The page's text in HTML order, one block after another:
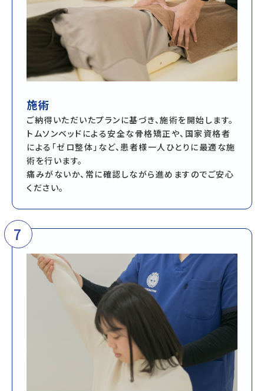
施術
ご納得いただいたプランに基づき、施術を開始します。
トムソンベッドによる安全な骨格矯正や、国家資格者
による「ゼロ整体」など、患者様一人ひとりに最適な施
術を行います。
痛みがないか、常に確認しながら進めますのでご安心
ください。
7